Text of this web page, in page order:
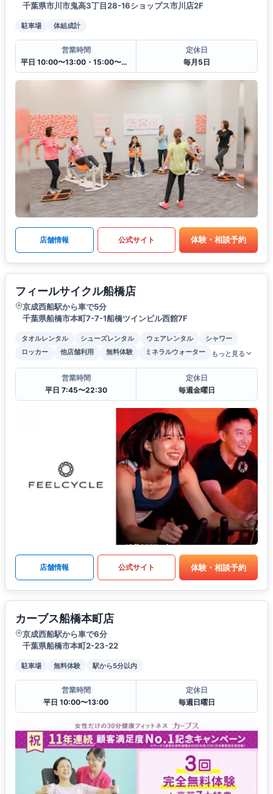
千葉県市川市鬼高3丁目28-16ショップス市川店2F
駐車場 体組成計
営業時間
平日 10:00〜13:00・15:00〜20:00
定休日
毎月5日
店舗情報 公式サイト 体験・相談予約
フィールサイクル船橋店
京成西船駅から車で5分
千葉県船橋市本町7-7-1船橋ツインビル西館7F
タオルレンタル シューズレンタル ウェアレンタル
シャワー
ロッカー
他店舗利用 無料体験 ミネラルウォーター もっと見る
営業時間
平日 7:45〜22:30
定休日
毎週金曜日
店舗情報 公式サイト 体験・相談予約
カーブス船橋本町店
京成西船駅から車で6分
千葉県船橋市本町2-23-22
駐車場 無料体験 駅から5分以内
営業時間
平日 10:00〜13:00
定休日
毎週日曜日